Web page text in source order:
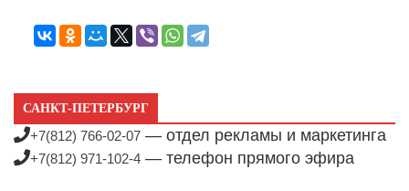
САНКТ-ПЕТЕРБУРГ
+7(812) 766-02-07 — отдел рекламы и маркетинга
+7(812) 971-102-4 — телефон прямого эфира